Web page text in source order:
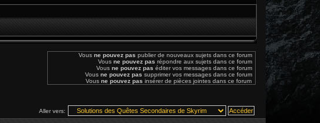
Vous ne pouvez pas publier de nouveaux sujets dans ce forum
Vous ne pouvez pas répondre aux sujets dans ce forum
Vous ne pouvez pas éditer vos messages dans ce forum
Vous ne pouvez pas supprimer vos messages dans ce forum
Vous ne pouvez pas insérer de pièces jointes dans ce forum
Aller vers: